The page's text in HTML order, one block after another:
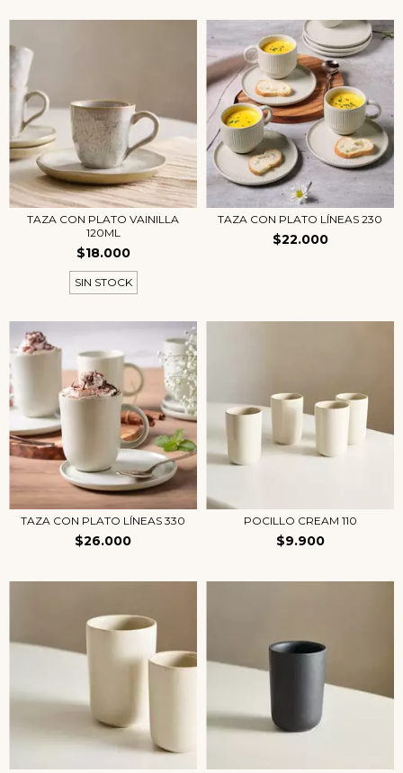
TAZA CON PLATO VAINILLA
120ML
$18.000
SIN STOCK
TAZA CON PLATO LÍNEAS 230
$22.000
TAZA CON PLATO LÍNEAS 330
$26.000
POCILLO CREAM 110
$9.900